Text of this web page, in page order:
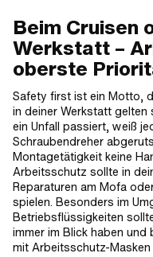
Beim Cruisen
Werkstatt –
oberste
Safety first ist ein Motto,
in deiner Werkstatt gelten
ein Unfall passiert, weiß
Schraubendreher
Montagetätigkeit keine
Arbeitsschutz sollte in
Reparaturen am Mofa
spielen. Besonders im
Betriebsflüssigkeiten
immer im Blick haben
mit Arbeitsschutz-